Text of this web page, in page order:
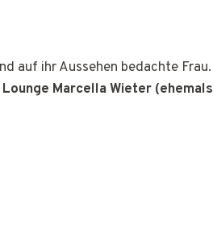
auf ihr Aussehen bedachte Frau.
Lounge Marcella Wieter (ehemals